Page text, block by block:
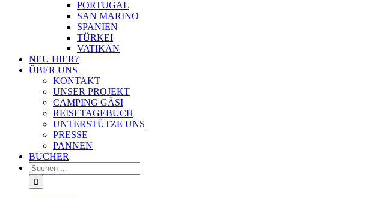
PORTUGAL
SAN MARINO
SPANIEN
TÜRKEI
VATIKAN
NEU HIER?
ÜBER UNS
KONTAKT
UNSER PROJEKT
CAMPING GÄSI
REISETAGEBUCH
UNTERSTÜTZE UNS
PRESSE
PANNEN
BÜCHER
Suche
nach: